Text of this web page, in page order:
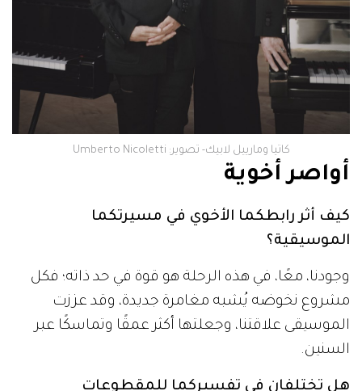
كاتيا ومارييل لابيك- تصوير: Umberto Nicoletti
أواصر أخوية
كيف أثر رابطكما الأخوي في مسيرتكما
الموسيقية؟
وجودنا، معًا، في هذه الرحلة هو قوة في حد ذاته؛ فكل
مشروع نخوضه يُشبه مغامرة جديدة، وقد عززت
الموسيقى علاقتنا، وجعلتها أكثر عمقًا وتماسكًا عبر
السنين.
هل تختلفان في تفسيركما للمقطوعات